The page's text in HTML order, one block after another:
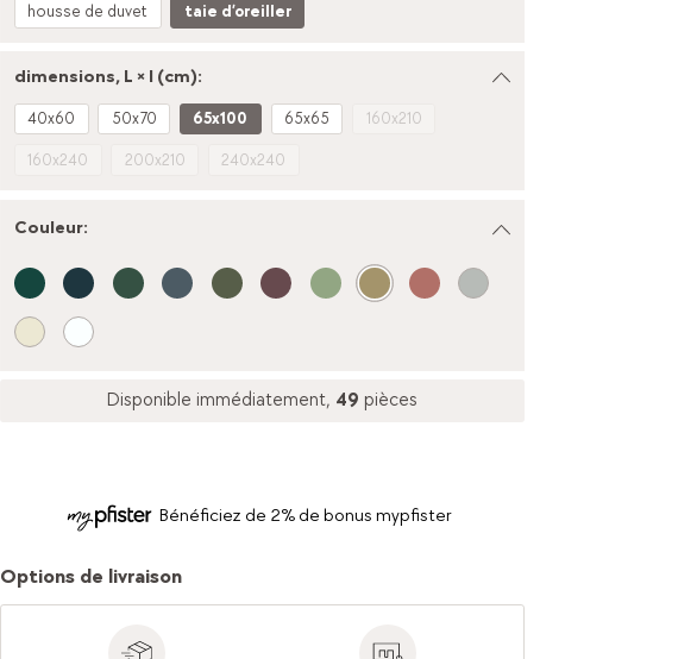
housse de duvet taie d’oreiller
dimensions, L × l (cm):
40x60 50x70 65x100 65x65 160x210
160x240 200x210 240x240
Couleur:
Disponible immédiatement, 49 pièces
Bénéficiez de 2% de bonus mypfister
Options de livraison